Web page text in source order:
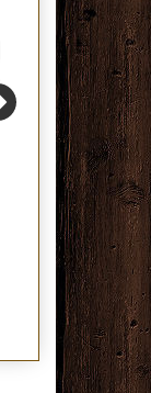
OSMO TOP-
MØBLER
299,00 DKK
Se